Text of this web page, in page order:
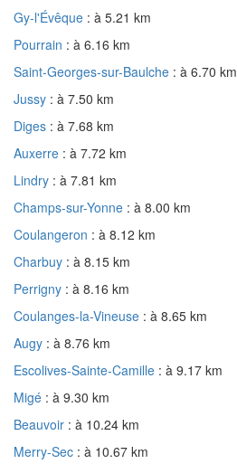
Gy-l'Évêque : à 5.21 km
Pourrain : à 6.16 km
Saint-Georges-sur-Baulche : à 6.70 km
Jussy : à 7.50 km
Diges : à 7.68 km
Auxerre : à 7.72 km
Lindry : à 7.81 km
Champs-sur-Yonne : à 8.00 km
Coulangeron : à 8.12 km
Charbuy : à 8.15 km
Perrigny : à 8.16 km
Coulanges-la-Vineuse : à 8.65 km
Augy : à 8.76 km
Escolives-Sainte-Camille : à 9.17 km
Migé : à 9.30 km
Beauvoir : à 10.24 km
Merry-Sec : à 10.67 km